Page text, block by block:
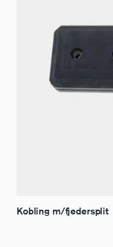
Kobling m/fjedersplit